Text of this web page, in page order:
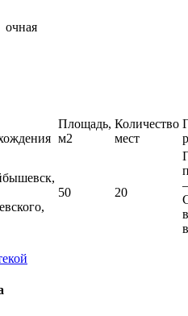
очная
Площадь,
м2
Количество
мест
50 20